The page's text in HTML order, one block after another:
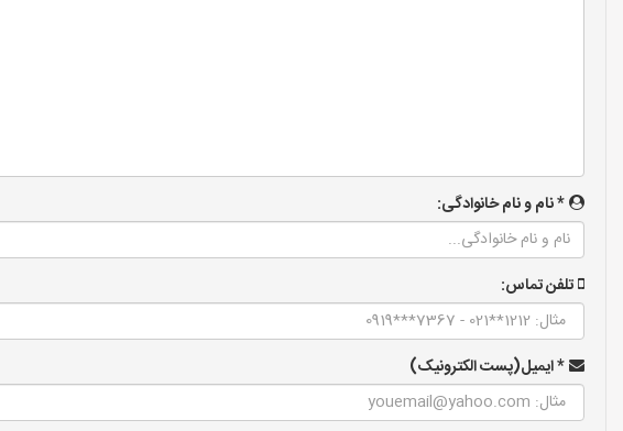
* نام و نام خانوادگی:
تلفن تماس:
* ایمیل(پست الکترونیک)